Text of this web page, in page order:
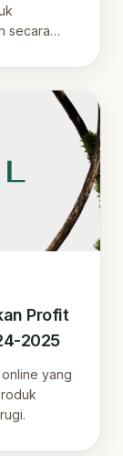
secara
Profit
2025
yang